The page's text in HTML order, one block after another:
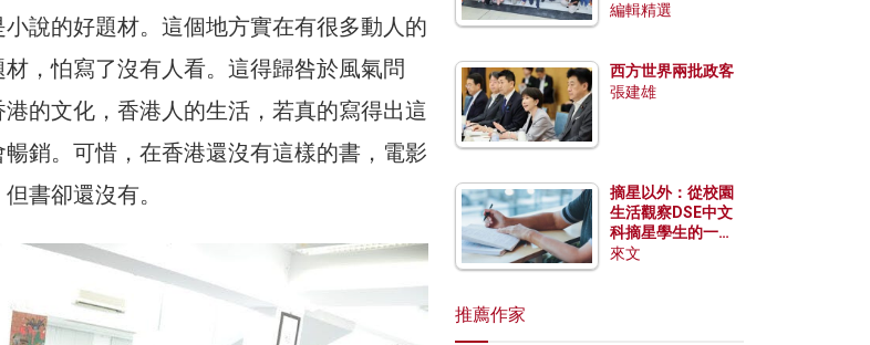
說的好題材。這個地方實在有很多動人的
，怕寫了沒有人看。這得歸咎於風氣問
的文化，香港人的生活，若真的寫得出這
銷。可惜，在香港還沒有這樣的書，電影
書卻還沒有。
編輯精選
西方世界兩批政客
張建雄
摘星以外：從校園
生活觀察DSE中文
科摘星學生的一點
特質
來文
推薦作家